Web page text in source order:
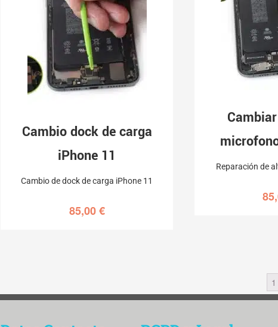
Cambio dock de carga
iPhone 11
Cambio de dock de carga iPhone 11
85,00€
Reparación de
1